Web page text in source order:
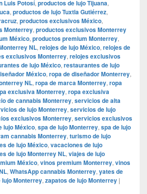
Luis Potosí, productos de lujo Tijuana,
, productos de lujo Tuxtla Gutiérrez,
, productos exclusivos México,
Monterrey, productos exclusivos Monterrey
México, productos premium Monterrey,
NL, relojes de lujo México, relojes de
exclusivos Monterrey, relojes exclusivos
de lujo México, restaurantes de lujo
México, ropa de diseñador Monterrey,
NL, ropa de marca Monterrey, ropa
exclusiva Monterrey, ropa exclusiva
de cannabis Monterrey, servicios de alta
de lujo Monterrey, servicios de lujo
exclusivos Monterrey, servicios exclusivos
lujo México, spa de lujo Monterrey, spa de lujo
cannabis Monterrey, turismo de lujo
de lujo México, vacaciones de lujo
de lujo Monterrey NL, viajes de lujo
México, vinos premium Monterrey, vinos
, WhatsApp cannabis Monterrey, yates de
lujo Monterrey, zapatos de lujo Monterrey |